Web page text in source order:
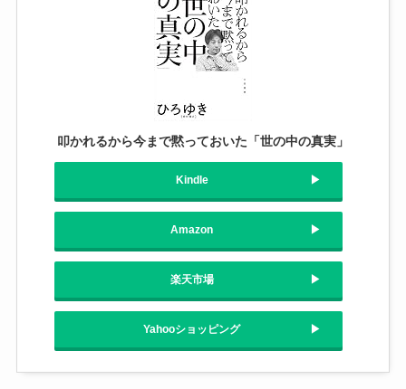
叩かれるから今まで黙っておいた「世の中の真実」
Kindle
Amazon
楽天市場
Yahooショッピング